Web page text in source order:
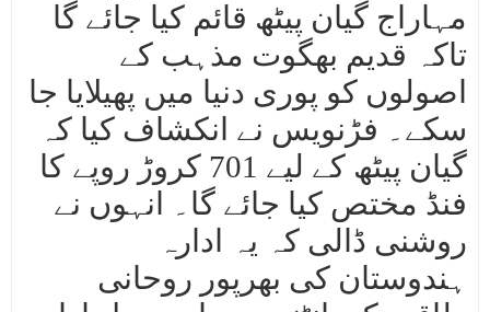
مہاراج گیان پیٹھ قائم کیا جائے گا
تاکہ قدیم بھگوت مذہب کے
اصولوں کو پوری دنیا میں پھیلایا جا
سکے۔ فڑنویس نے انکشاف کیا کہ
گیان پیٹھ کے لیے 701 کروڑ روپے کا
فنڈ مختص کیا جائے گا۔ انہوں نے
روشنی ڈالی کہ یہ ادارہ
ہندوستان کی بھرپور روحانی